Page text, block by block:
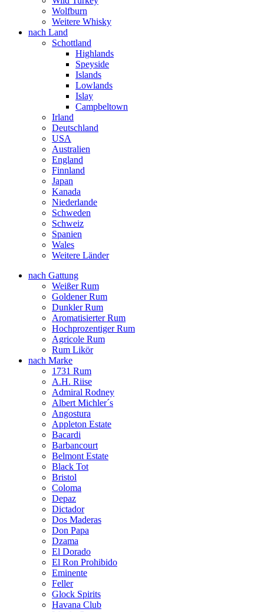
Wolfburn
Weitere Whisky
nach Land
Schottland
Highlands
Speyside
Islands
Lowlands
Islay
Campbeltown
Irland
Deutschland
USA
Australien
England
Finnland
Japan
Kanada
Niederlande
Schweden
Schweiz
Spanien
Wales
Weitere Länder
nach Gattung
Weißer Rum
Goldener Rum
Dunkler Rum
Aromatisierter Rum
Hochprozentiger Rum
Agricole Rum
Rum Likör
nach Marke
1731 Rum
A.H. Riise
Admiral Rodney
Albert Michler´s
Angostura
Appleton Estate
Bacardi
Barbancourt
Belmont Estate
Black Tot
Bristol
Coloma
Depaz
Dictador
Dos Maderas
Don Papa
Dzama
El Dorado
El Ron Prohibido
Eminente
Feller
Glock Spirits
Havana Club